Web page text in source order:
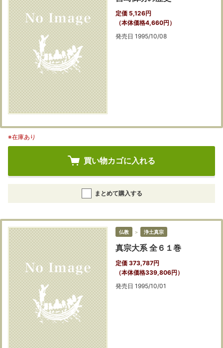
定価 5,126円
（本体価格4,660円）
発売日 1995/10/08
※在庫あり
買い物カゴに入れる
まとめて購入する
仏教 ＞ 浄土真宗
真宗大系 全６１巻
定価 373,787円
（本体価格339,806円）
発売日 1995/10/01